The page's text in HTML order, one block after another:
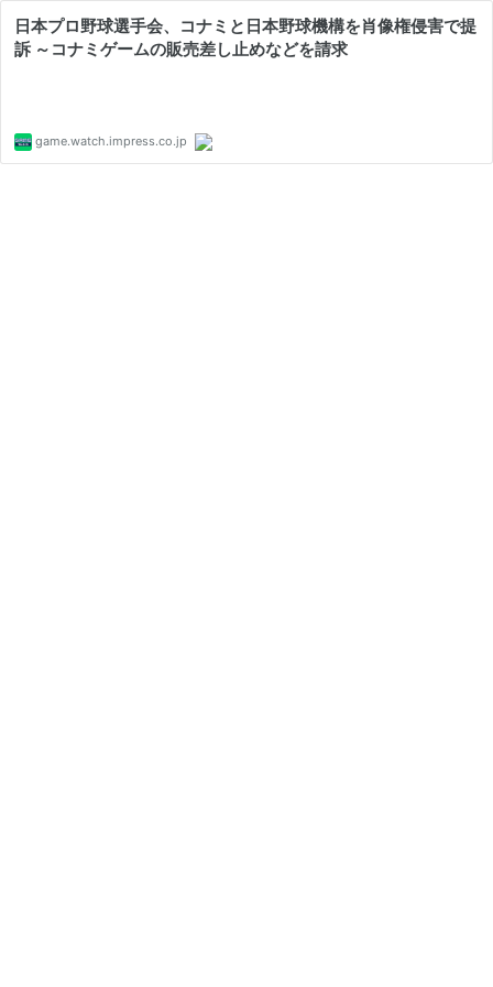
日本プロ野球選手会、コナミと日本野球機構を肖像権侵害で提
訴 ～コナミゲームの販売差し止めなどを請求
game.watch.impress.co.jp